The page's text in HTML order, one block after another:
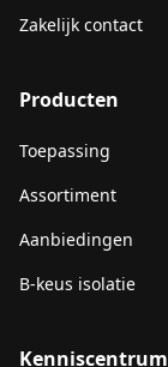
Zakelijk contact
Producten
Toepassing
Assortiment
Aanbiedingen
B-keus isolatie
Kenniscentrum